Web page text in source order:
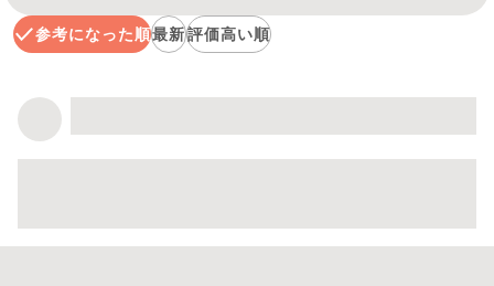
参考になった順最新評価高い順